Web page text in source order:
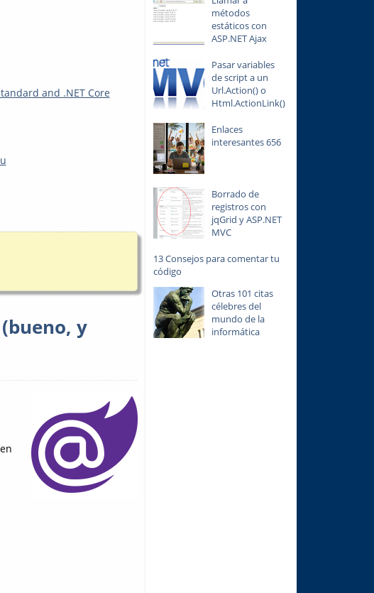
and .NET Core
y
métodos
estáticos con
ASP.NET Ajax
Pasar variables
de script a un
Url.Action() o
Html.ActionLink()
Enlaces
interesantes 656
Borrado de
registros con
jqGrid y ASP.NET
MVC
13 Consejos para comentar tu
código
Otras 101 citas
célebres del
mundo de la
informática